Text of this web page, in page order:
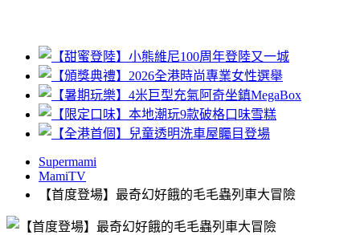
Supermami
MamiTV
【首度登場】最奇幻好餓的毛毛蟲列車大冒險